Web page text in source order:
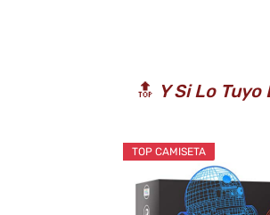
🔝 Y Si Lo
TOP CAMISETA